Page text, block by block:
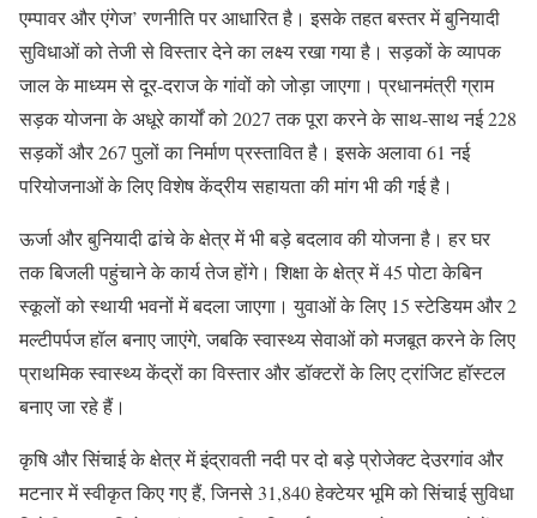
एम्पावर और एंगेज’ रणनीति पर आधारित है। इसके तहत बस्तर में बुनियादी
सुविधाओं को तेजी से विस्तार देने का लक्ष्य रखा गया है। सड़कों के व्यापक
जाल के माध्यम से दूर-दराज के गांवों को जोड़ा जाएगा। प्रधानमंत्री ग्राम
सड़क योजना के अधूरे कार्यों को 2027 तक पूरा करने के साथ-साथ नई 228
सड़कों और 267 पुलों का निर्माण प्रस्तावित है। इसके अलावा 61 नई
परियोजनाओं के लिए विशेष केंद्रीय सहायता की मांग भी की गई है।
ऊर्जा और बुनियादी ढांचे के क्षेत्र में भी बड़े बदलाव की योजना है। हर घर
तक बिजली पहुंचाने के कार्य तेज होंगे। शिक्षा के क्षेत्र में 45 पोटा केबिन
स्कूलों को स्थायी भवनों में बदला जाएगा। युवाओं के लिए 15 स्टेडियम और 2
मल्टीपर्पज हॉल बनाए जाएंगे, जबकि स्वास्थ्य सेवाओं को मजबूत करने के लिए
प्राथमिक स्वास्थ्य केंद्रों का विस्तार और डॉक्टरों के लिए ट्रांजिट हॉस्टल
बनाए जा रहे हैं।
कृषि और सिंचाई के क्षेत्र में इंद्रावती नदी पर दो बड़े प्रोजेक्ट देउरगांव और
मटनार में स्वीकृत किए गए हैं, जिनसे 31,840 हेक्टेयर भूमि को सिंचाई सुविधा